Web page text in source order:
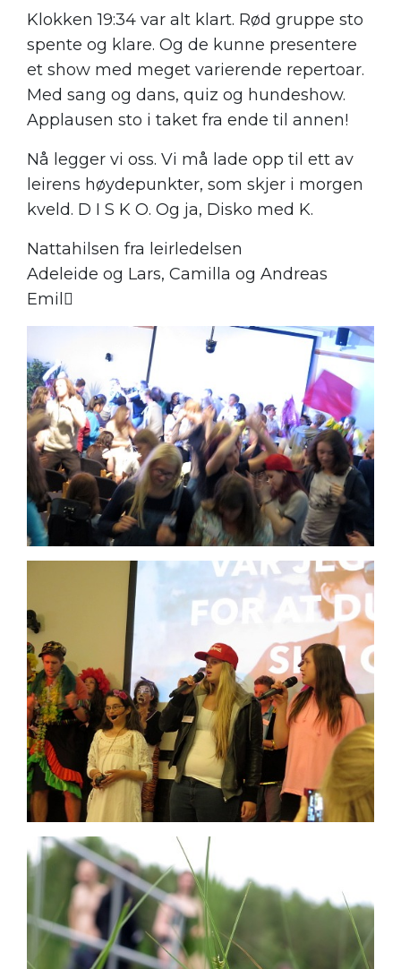
Klokken 19:34 var alt klart. Rød gruppe sto
spente og klare. Og de kunne presentere
et show med meget varierende repertoar.
Med sang og dans, quiz og hundeshow.
Applausen sto i taket fra ende til annen!
Nå legger vi oss. Vi må lade opp til ett av
leirens høydepunkter, som skjer i morgen
kveld. D I S K O. Og ja, Disko med K.
Nattahilsen fra leirledelsen
Adeleide og Lars, Camilla og Andreas
Emil